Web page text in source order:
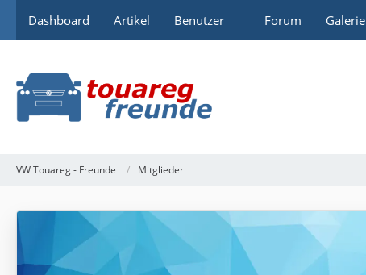
Dashboard Artikel Benutzer Forum Galerie
VW Touareg - Freunde Mitglieder